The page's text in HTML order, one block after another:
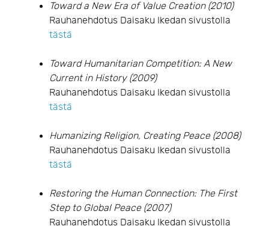
Toward a New Era of Value Creation (2010)
Rauhanehdotus Daisaku Ikedan sivustolla
tästä
Toward Humanitarian Competition: A New
Current in History (2009)
Rauhanehdotus Daisaku Ikedan sivustolla
tästä
Humanizing Religion, Creating Peace (2008)
Rauhanehdotus Daisaku Ikedan sivustolla
tästä
Restoring the Human Connection: The First
Step to Global Peace (2007)
Rauhanehdotus Daisaku Ikedan sivustolla